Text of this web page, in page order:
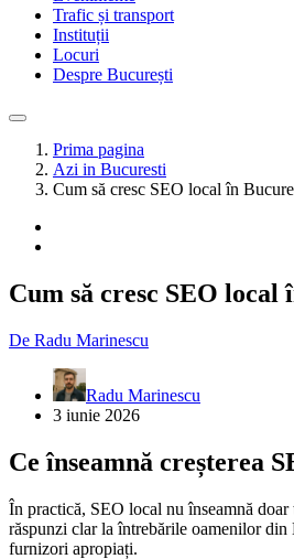
Trafic și transport
Instituții
Locuri
Despre București
Prima pagina
Azi in Bucuresti
Cum să cresc SEO local în
Cum să cresc SEO local
De Radu Marinescu
Radu Marinescu
3 iunie 2026
Ce înseamnă creșterea
În practică, SEO local nu înseamnă doar
răspunzi clar la întrebările oamenilor din
furnizori apropiați.